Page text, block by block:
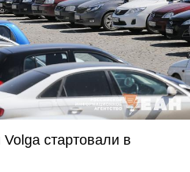
стартовали в